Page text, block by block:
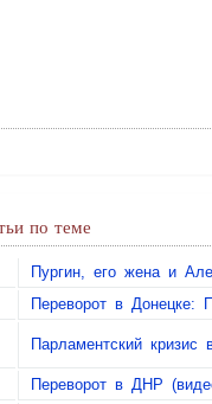
по теме
Пургин, его жена и
Переворот в Донецке:
Парламентский
Переворот в ДНР